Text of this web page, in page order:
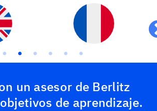
un asesor de Berlitz
de aprendizaje.